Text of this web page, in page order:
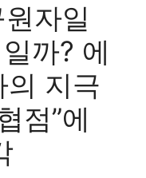
자일
까? 에
의 지극
점”에